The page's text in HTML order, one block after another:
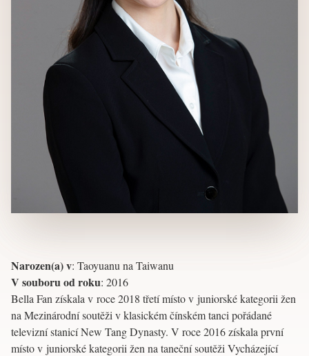
Narozen(a) v: Taoyuanu na Taiwanu
V souboru od roku: 2016
Bella Fan získala v roce 2018 třetí místo v juniorské kategorii žen
na Mezinárodní soutěži v klasickém čínském tanci pořádané
televizní stanicí New Tang Dynasty. V roce 2016 získala první
místo v juniorské kategorii žen na taneční soutěži Vycházející